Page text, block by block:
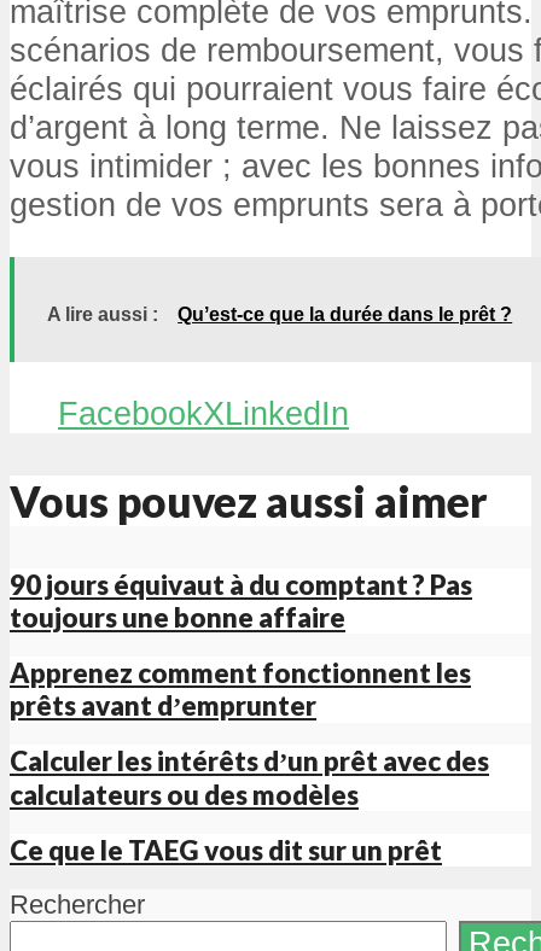
maîtrise complète de vos
scénarios de remboursement, vous
éclairés qui pourraient vous faire
d’argent à long terme. Ne laissez
vous intimider ; avec les bonnes
gestion de vos emprunts sera à
A lire aussi : Quʼest-ce que la durée dans le prêt ?
FacebookXLinkedIn
Vous pouvez aussi aimer
90 jours équivaut à du comptant ? Pas
toujours une bonne affaire
Apprenez comment fonctionnent les
prêts avant dʼemprunter
Calculer les intérêts dʼun prêt avec des
calculateurs ou des modèles
Ce que le TAEG vous dit sur un prêt
Rechercher